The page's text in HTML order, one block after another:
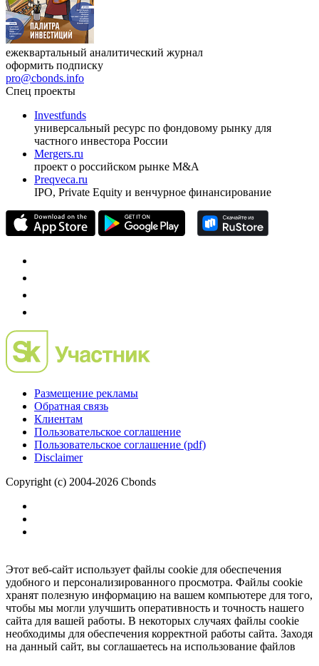
ежеквартальный аналитический журнал
оформить подписку
pro@cbonds.info
Спец проекты
Investfunds
универсальный ресурс по фондовому рынку для
частного инвестора России
Mergers.ru
проект о российском рынке M&A
Preqveca.ru
IPO, Private Equity и венчурное финансирование
Размещение рекламы
Обратная связь
Клиентам
Пользовательское соглашение
Пользовательское соглашение (pdf)
Disclaimer
Copyright (c) 2004-2026 Cbonds
Этот веб-сайт использует файлы cookie для обеспечения
удобного и персонализированного просмотра. Файлы cookie
хранят полезную информацию на вашем компьютере для того,
чтобы мы могли улучшить оперативность и точность нашего
сайта для вашей работы. В некоторых случаях файлы cookie
необходимы для обеспечения корректной работы сайта. Заходя
на данный сайт, вы соглашаетесь на использование файлов